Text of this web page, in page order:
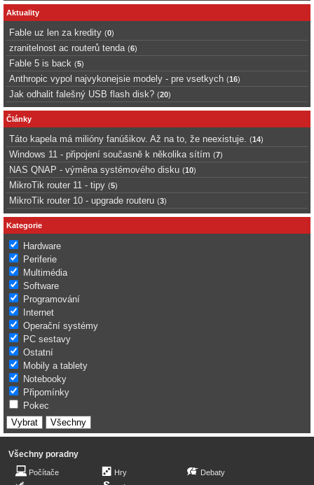
Aktuality
Fable uz len za kredity (0)
zranitelnost ac routerů tenda (6)
Fable 5 is back (5)
Anthropic vypol najvykonejsie modely - pre vsetkych (16)
Jak odhalit falešný USB flash disk? (20)
Články
Táto kapela má milióny fanúšikov. Až na to, že neexistuje. (14)
Windows 11 - připojení současně k několika sítím (7)
NAS QNAP - výměna systémového disku (10)
MikroTik router 11 - tipy (5)
MikroTik router 10 - upgrade routeru (3)
Kategorie
Hardware
Periferie
Multimédia
Software
Programování
Internet
Operační systémy
PC sestavy
Ostatní
Mobily a tablety
Notebooky
Připomínky
Pokec
Všechny poradny
Počítače
Hry
Debaty